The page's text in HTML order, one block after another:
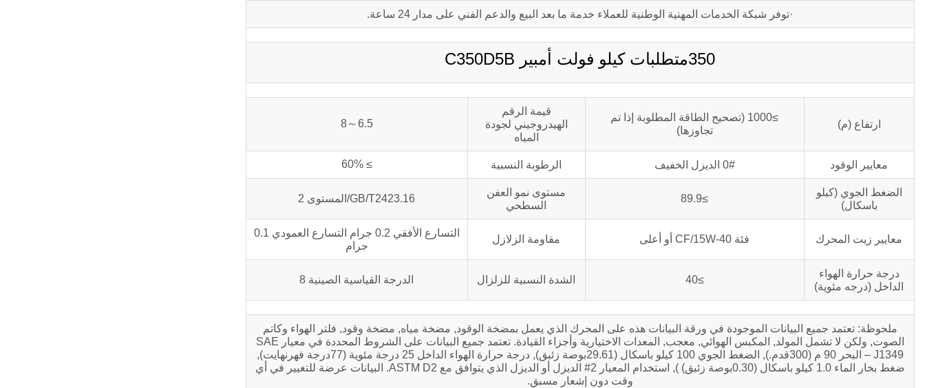
·توفر شبكة الخدمات المهنية الوطنية للعملاء خدمة ما بعد البيع والدعم الفني على مدار 24 ساعة.
350متطلبات كيلو فولت أمبير C350D5B
ارتفاع (م)
≥1000 (تصحيح الطاقة المطلوبة إذا تم
تجاوزها)
قيمة الرقم
الهيدروجيني لجودة
المياه
6.5～8
معايير الوقود 0# الديزل الخفيف الرطوبة النسبية ≥ 60%
الضغط الجوي (كيلو
باسكال)
≥89.9
مستوى نمو العفن
السطحي
GB/T2423.16/المستوى 2
معايير زيت المحرك فئة CF/15W-40 أو أعلى مقاومة الزلازل
التسارع الأفقي 0.2 جرام التسارع العمودي 0.1
جرام
درجة حرارة الهواء
الداخل (درجه مئوية)
≥40 الشدة النسبية للزلزال الدرجة القياسية الصينية 8
ملحوظة: تعتمد جميع البيانات الموجودة في ورقة البيانات هذه على المحرك الذي يعمل بمضخة الوقود, مضخة مياه, مضخة وقود, فلتر الهواء وكاتم
الصوت, ولكن لا تشمل المولد, المكبس الهوائي, معجب, المعدات الاختيارية وأجزاء القيادة. تعتمد جميع البيانات على الشروط المحددة في معيار SAE
J1349 – البحر 90 م (300قدم.), الضغط الجوي 100 كيلو باسكال (29.61بوصة زئبق), درجة حرارة الهواء الداخل 25 درجة مئوية (77درجة فهرنهايت),
ضغط بخار الماء 1.0 كيلو باسكال (0.30بوصة زئبق) ), استخدام المعيار 2# الديزل أو الديزل الذي يتوافق مع ASTM D2. البيانات عرضة للتغيير في أي
وقت دون إشعار مسبق.